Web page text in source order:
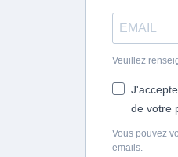
Veuillez
de votre
Vous pouvez
emails.